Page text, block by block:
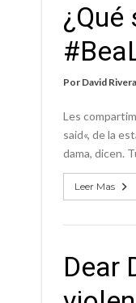
¿Qué
Por David Rivera
Les
said«, de la
dama, dicen.
Leer Mas
Dear